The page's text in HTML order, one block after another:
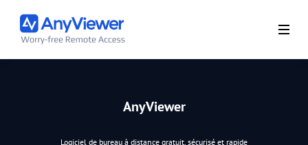
AnyViewer
Logiciel de bureau à distance gratuit, sécurisé et rapide